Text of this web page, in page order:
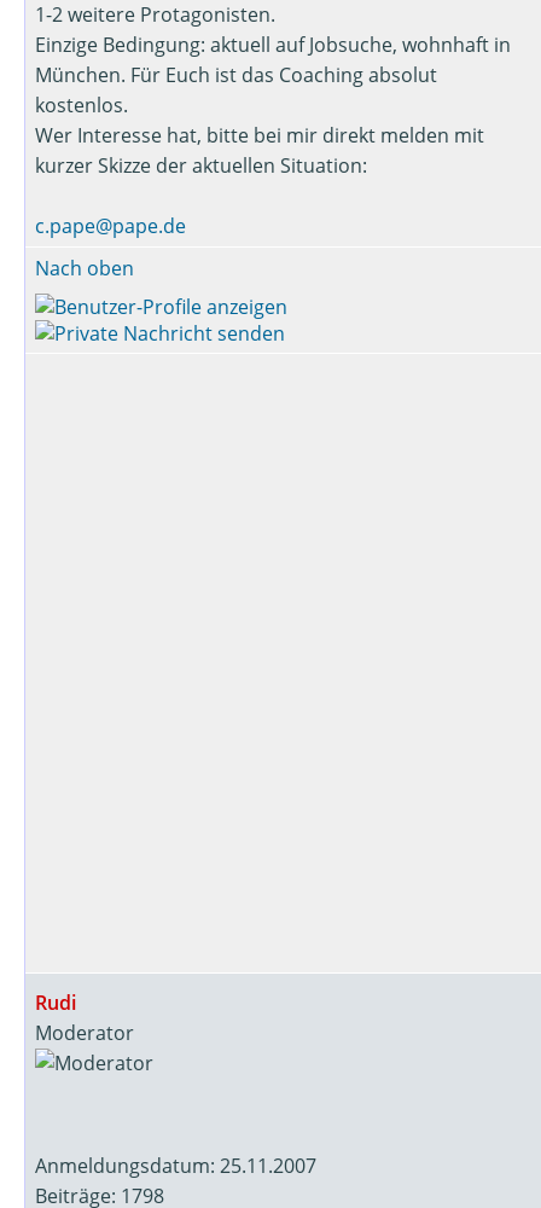
1-2 weitere Protagonisten.
Einzige Bedingung: aktuell auf Jobsuche, wohnhaft in
München. Für Euch ist das Coaching absolut
kostenlos.
Wer Interesse hat, bitte bei mir direkt melden mit
kurzer Skizze der aktuellen Situation:
c.pape@pape.de
Nach oben
Rudi
Moderator
Anmeldungsdatum: 25.11.2007
Beiträge: 1798